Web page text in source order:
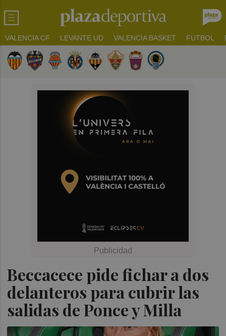
VALENCIA CF LEVANTE UD VALENCIA BASKET FUTBOL
Beccacece pide fichar a dos
delanteros para cubrir las
salidas de Ponce y Milla